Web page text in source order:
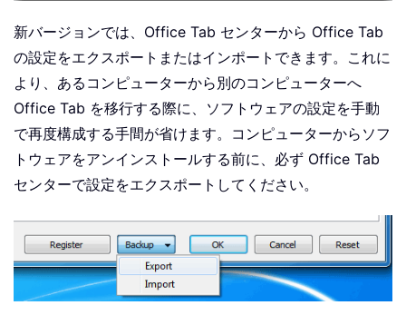
新バージョンでは、Office Tab センターから Office Tab
の設定をエクスポートまたはインポートできます。これに
より、あるコンピューターから別のコンピューターへ
Office Tab を移行する際に、ソフトウェアの設定を手動
で再度構成する手間が省けます。コンピューターからソフ
トウェアをアンインストールする前に、必ず Office Tab
センターで設定をエクスポートしてください。